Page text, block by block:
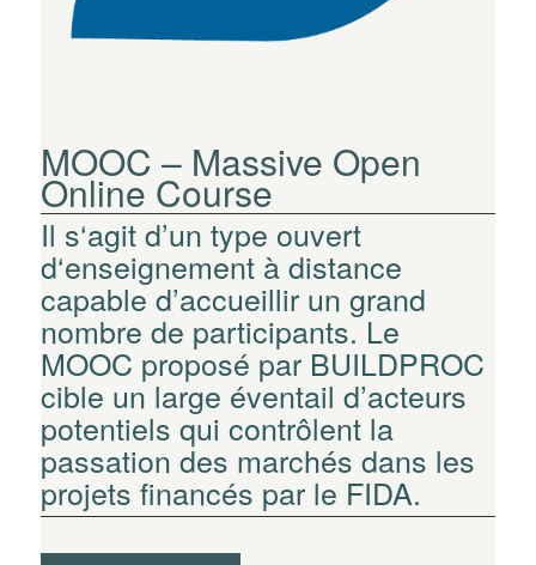
MOOC – Massive Open
Online Course
Il s‘agit d’un type ouvert
d‘enseignement à distance
capable d’accueillir un grand
nombre de participants. Le
MOOC proposé par BUILDPROC
cible un large éventail d’acteurs
potentiels qui contrôlent la
passation des marchés dans les
projets financés par le FIDA.